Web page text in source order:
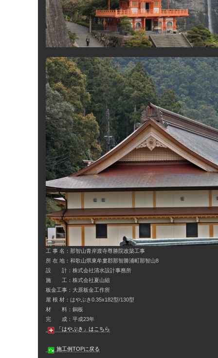
工 事 名：那智山青岸渡寺尊勝院改築工事
所 在 地：和歌山県東牟婁郡那智勝浦町那智山8
設 計：株式会社清水設計事務所
施 工：株式会社夏山組
板金工事：大原板金工作所
屋 根 材：はやぶき0.35x182型/130型
材 料：銅板
完 成：平成23年
「はやぶき」はこちら
施工例TOPに戻る